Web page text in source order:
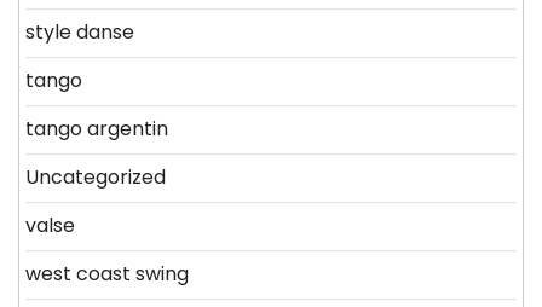
style danse
tango
tango argentin
Uncategorized
valse
west coast swing